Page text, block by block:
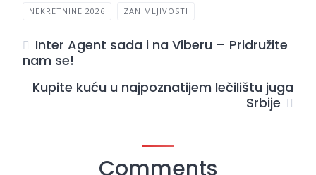
NEKRETNINE 2026 ZANIMLJIVOSTI
Inter Agent sada i na Viberu – Pridružite
nam se!
Kupite kuću u najpoznatijem lečilištu juga
Srbije
Comments